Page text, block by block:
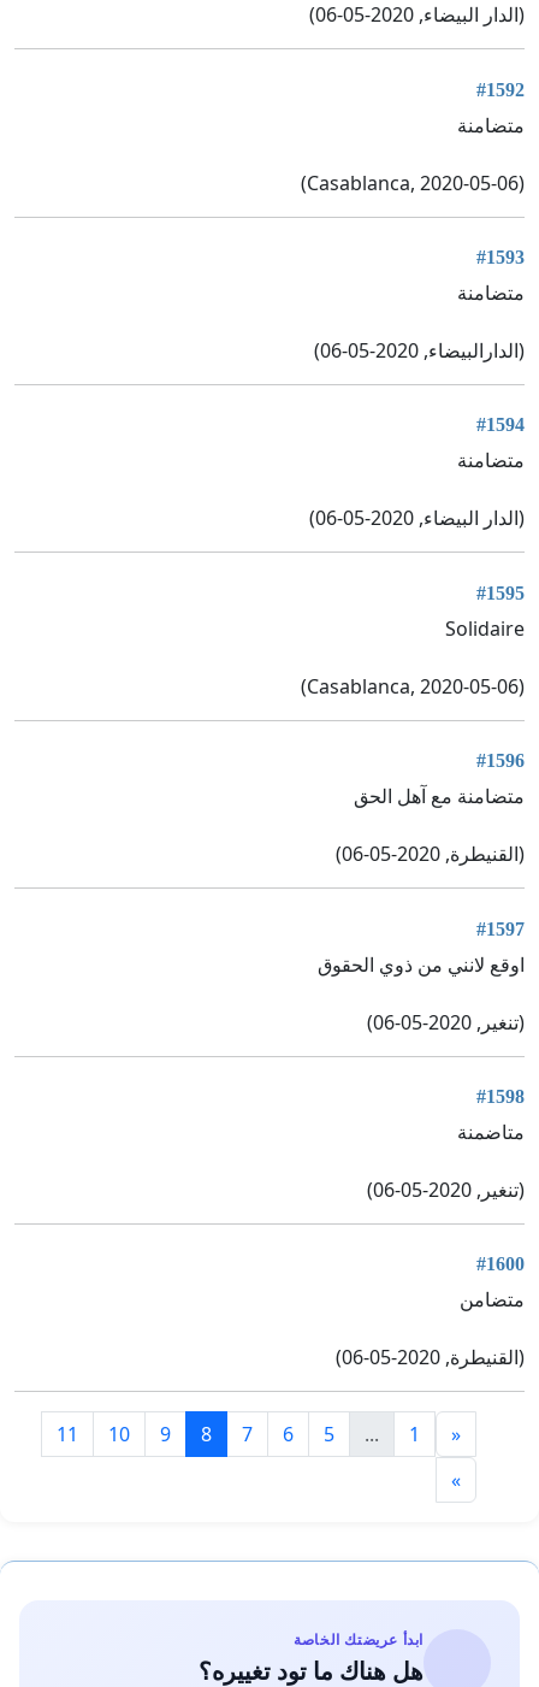
(الدار البيضاء, 2020-05-06)
#1592
متضامنة
(Casablanca, 2020-05-06)
#1593
متضامنة
(الدارالبيضاء, 2020-05-06)
#1594
متضامنة
(الدار البيضاء, 2020-05-06)
#1595
Solidaire
(Casablanca, 2020-05-06)
#1596
متضامنة مع آهل الحق
(القنيطرة, 2020-05-06)
#1597
اوقع لانني من ذوي الحقوق
(تنغير, 2020-05-06)
#1598
متاضمنة
(تنغير, 2020-05-06)
#1600
متضامن
(القنيطرة, 2020-05-06)
«
1
...
5
6
7
8
9
10
11
»
ابدأ عريضتك الخاصة
هل هناك ما تود تغييره؟